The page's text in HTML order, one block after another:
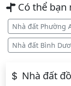
Có thể bạn
Nhà đất Phường
Nhà đất Bình
Nhà đất